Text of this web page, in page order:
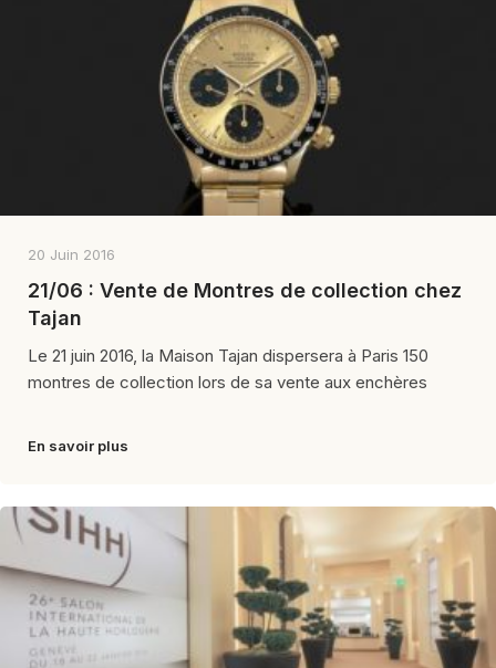
20 Juin 2016
21/06 : Vente de Montres de collection chez
Tajan
Le 21 juin 2016, la Maison Tajan dispersera à Paris 150
montres de collection lors de sa vente aux enchères
En savoir plus